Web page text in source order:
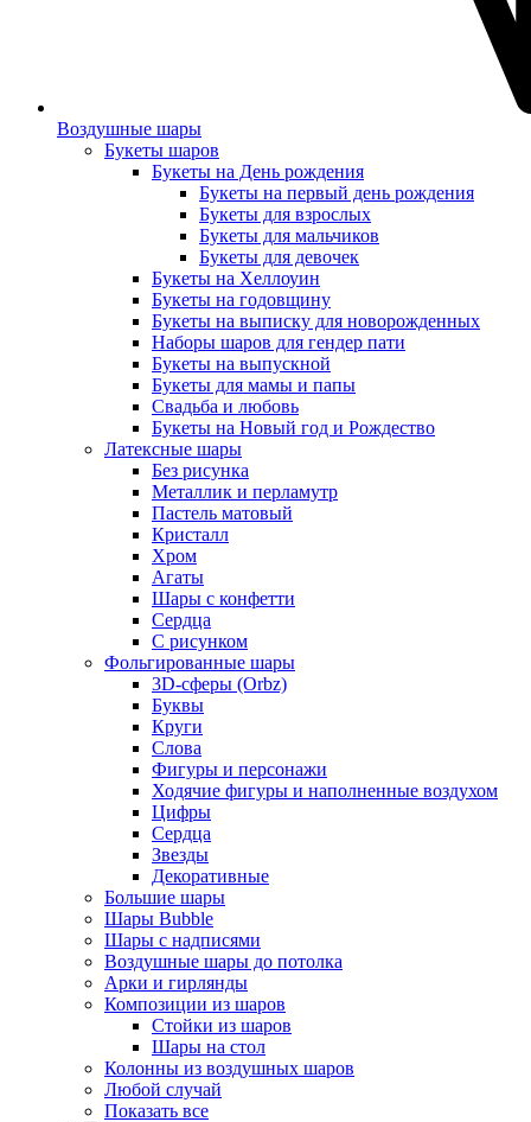
Воздушные шары
Букеты шаров
Букеты на День рождения
Букеты на первый день рождения
Букеты для взрослых
Букеты для мальчиков
Букеты для девочек
Букеты на Хеллоуин
Букеты на годовщину
Букеты на выписку для новорожденных
Наборы шаров для гендер пати
Букеты на выпускной
Букеты для мамы и папы
Свадьба и любовь
Букеты на Новый год и Рождество
Латексные шары
Без рисунка
Металлик и перламутр
Пастель матовый
Кристалл
Хром
Агаты
Шары с конфетти
Сердца
С рисунком
Фольгированные шары
3D-сферы (Orbz)
Буквы
Круги
Слова
Фигуры и персонажи
Ходячие фигуры и наполненные воздухом
Цифры
Сердца
Звезды
Декоративные
Большие шары
Шары Bubble
Шары с надписями
Воздушные шары до потолка
Арки и гирлянды
Композиции из шаров
Стойки из шаров
Шары на стол
Колонны из воздушных шаров
Любой случай
Показать все